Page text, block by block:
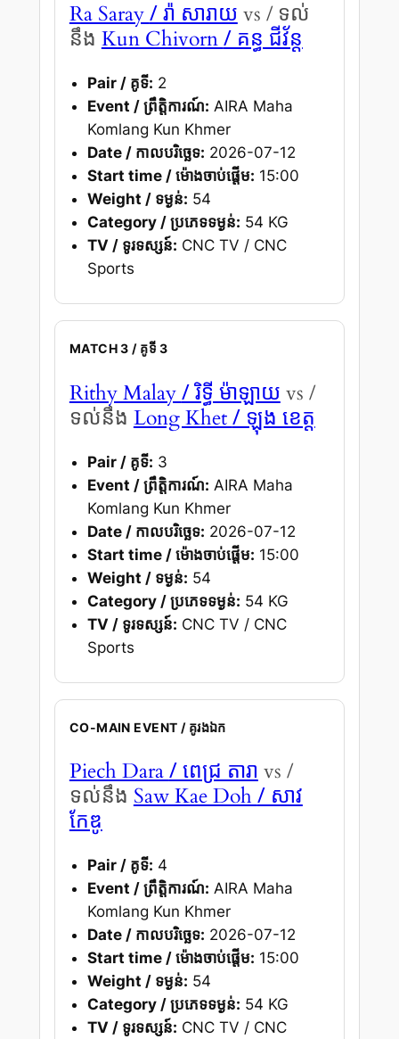
Ra Saray/ រ៉ា សារាយ vs / ទល់
នឹង Kun Chivorn/ គន្ធ ជីវ័ន្ត
Pair / គូទី: 2
Event / ព្រឹត្តិការណ៍: AIRA Maha
Komlang Kun Khmer
Date / កាលបរិច្ឆេទ: 2026-07-12
Start time / ម៉ោងចាប់ផ្តើម: 15:00
Weight / ទម្ងន់: 54
Category / ប្រភេទទម្ងន់: 54 KG
TV / ទូរទស្សន៍: CNC TV / CNC
Sports
MATCH 3 / គូទី 3
Rithy Malay/ រិទ្ធី ម៉ាឡាយ vs /
ទល់នឹង Long Khet/ ឡុង ខេត្ត
Pair / គូទី: 3
Event / ព្រឹត្តិការណ៍: AIRA Maha
Komlang Kun Khmer
Date / កាលបរិច្ឆេទ: 2026-07-12
Start time / ម៉ោងចាប់ផ្តើម: 15:00
Weight / ទម្ងន់: 54
Category / ប្រភេទទម្ងន់: 54 KG
TV / ទូរទស្សន៍: CNC TV / CNC
Sports
CO-MAIN EVENT / គូរងឯក
Piech Dara/ ពេជ្រ តារា vs /
ទល់នឹង Saw Kae Doh / សាវ
កែឌូ
Pair / គូទី: 4
Event / ព្រឹត្តិការណ៍: AIRA Maha
Komlang Kun Khmer
Date / កាលបរិច្ឆេទ: 2026-07-12
Start time / ម៉ោងចាប់ផ្តើម: 15:00
Weight / ទម្ងន់: 54
Category / ប្រភេទទម្ងន់: 54 KG
TV / ទូរទស្សន៍: CNC TV / CNC